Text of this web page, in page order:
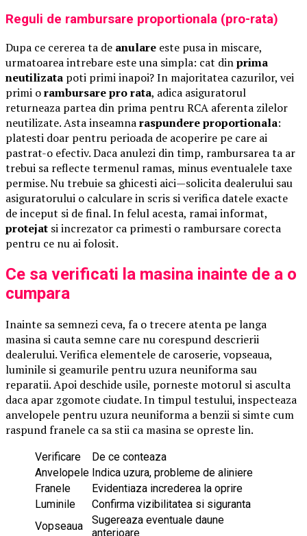
Reguli de rambursare proportionala (pro-rata)
Dupa ce cererea ta de anulare este pusa in miscare,
urmatoarea intrebare este una simpla: cat dinprima
neutilizata poti primi inapoi? In majoritatea cazurilor, vei
primi orambursare pro rata, adica asiguratorul
returneaza partea din prima pentru RCA aferenta zilelor
neutilizate. Asta inseamnaraspundere proportionala:
platesti doar pentru perioada de acoperire pe care ai
pastrat-o efectiv. Daca anulezi din timp, rambursarea ta ar
trebui sa reflecte termenul ramas, minus eventualele taxe
permise. Nu trebuie sa ghicesti aici—solicita dealerului sau
asiguratorului o calculare in scris si verifica datele exacte
de inceput si de final. In felul acesta, ramai informat,
protejat si increzator ca primesti o rambursare corecta
pentru ce nu ai folosit.
Ce sa verificati la masina inainte de a o
cumpara
Inainte sa semnezi ceva, fa o trecere atenta pe langa
masina si cauta semne care nu corespund descrierii
dealerului. Verifica elementele de caroserie, vopseaua,
luminile si geamurile pentru uzura neuniforma sau
reparatii. Apoi deschide usile, porneste motorul si asculta
daca apar zgomote ciudate. In timpul testului, inspecteaza
anvelopele pentru uzura neuniforma a benzii si simte cum
raspund franele ca sa stii ca masina se opreste lin.
Verificare
De ce conteaza
Anvelopele Indica uzura, probleme de aliniere
Franele
Evidentiaza increderea la oprire
Luminile
Confirma vizibilitatea si siguranta
Vopseaua
Sugereaza eventuale daune
anterioare